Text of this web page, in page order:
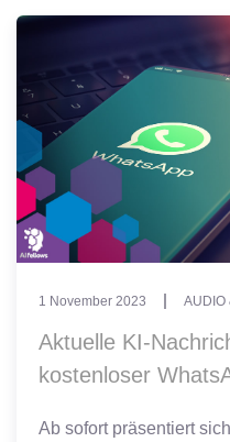
1 November 2023 AUDIO
Aktuelle KI-
kostenloser
Ab sofort präsentiert